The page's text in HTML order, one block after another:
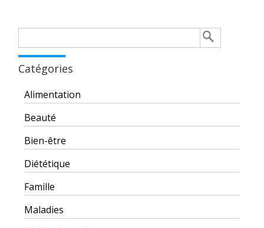
Catégories
Alimentation
Beauté
Bien-être
Diététique
Famille
Maladies